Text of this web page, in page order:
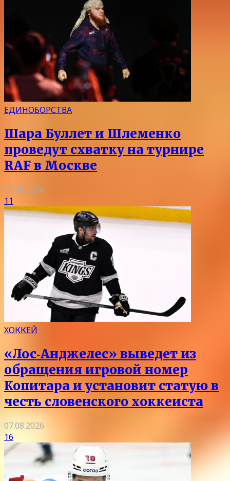
ЕДИНОБОРСТВА
Шара Буллет и Шлеменко
проведут схватку на турнире
RAF в Москве
07.08.2026
11
ХОККЕЙ
«Лос‑Анджелес» выведет из
обращения игровой номер
Копитара и установит статую в
честь словенского хоккеиста
07.08.2026
16